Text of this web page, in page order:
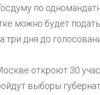
по
можно будет
три дня до
откроют 30
выборы